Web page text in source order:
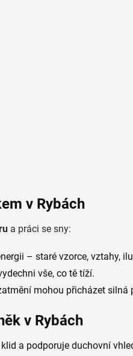
v Rybách
a práci se sny:
– staré vzorce, vztahy,
vše, co tě tíží.
mohou přicházet silná
v Rybách
a podporuje duchovní